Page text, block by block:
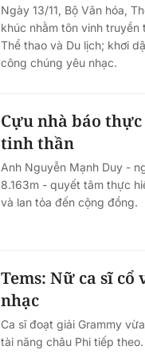
Ngày 13/11, Bộ Văn hóa,
khúc nhằm tôn vinh
Thể thao và Du lịch; khơi
công chúng yêu nhạc.
Cựu nhà báo
tinh thần
Anh Nguyễn Mạnh Duy -
8.163m - quyết tâm thực
và lan tỏa đến cộng đồng.
Tems: Nữ ca sĩ
nhạc
Ca sĩ đoạt giải Grammy
tài năng châu Phi tiếp theo.